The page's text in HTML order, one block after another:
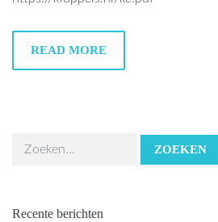
READ MORE
ZOEKEN
Recente berichten